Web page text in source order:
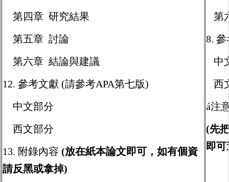
第四章 研究結果
第五章 討論
第六章 結論與建議
12. 參考文獻 (請參考APA第七版)
中文部分
西文部分
13. 附錄內容 (放在紙本論文即可，如有個資
請反黑或拿掉)
第
8.
中
西
á注
(先
即